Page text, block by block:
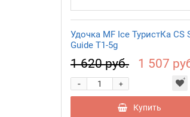
Удочка MF Ice ТуристКа CS
Guide T1-5g
1 620 руб. 1 507
+
-
Купить